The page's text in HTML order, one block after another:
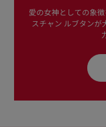
愛の女神としての象
スチャン ルブタンが